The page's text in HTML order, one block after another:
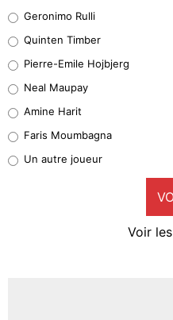
32%
5%
1%
9%
Geronimo Rulli
Quinten Timber
Pierre-Emile Hojbjerg
Neal Maupay
Amine Harit
Faris Moumbagna
Un autre joueur
Voir